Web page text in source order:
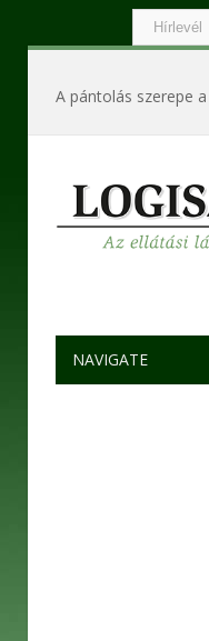
NAVIGATE